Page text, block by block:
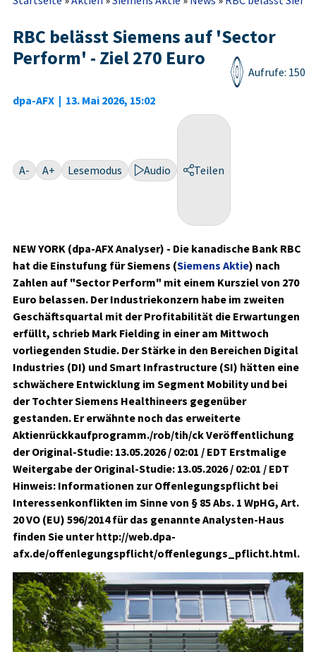
RBC belässt Siemens auf 'Sector
Perform' - Ziel 270 Euro
dpa-AFX | 13. Mai 2026, 15:02
Aufrufe: 150
A- A+ Lesemodus Audio Teilen
NEW YORK (dpa-AFX Analyser) - Die kanadische Bank RBC
hat die Einstufung für Siemens (Siemens Aktie) nach
Zahlen auf "Sector Perform" mit einem Kursziel von 270
Euro belassen. Der Industriekonzern habe im zweiten
Geschäftsquartal mit der Profitabilität die Erwartungen
erfüllt, schrieb Mark Fielding in einer am Mittwoch
vorliegenden Studie. Der Stärke in den Bereichen Digital
Industries (DI) und Smart Infrastructure (SI) hätten eine
schwächere Entwicklung im Segment Mobility und bei
der Tochter Siemens Healthineers gegenüber
gestanden. Er erwähnte noch das erweiterte
Aktienrückkaufprogramm./rob/tih/ck Veröffentlichung
der Original-Studie: 13.05.2026 / 02:01 / EDT Erstmalige
Weitergabe der Original-Studie: 13.05.2026 / 02:01 / EDT
Hinweis: Informationen zur Offenlegungspflicht bei
Interessenkonflikten im Sinne von § 85 Abs. 1 WpHG, Art.
20 VO (EU) 596/2014 für das genannte Analysten-Haus
finden Sie unter http://web.dpa-
afx.de/offenlegungspflicht/offenlegungs_pflicht.html.